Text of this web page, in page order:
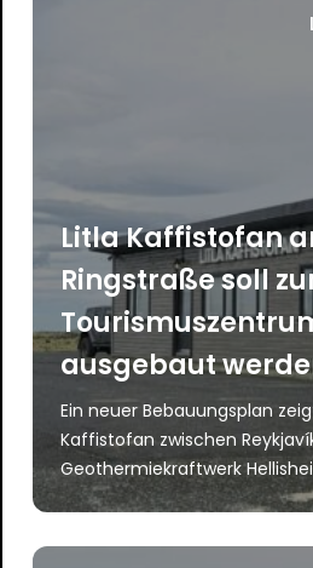
Litla Kaffistofan
Ringstraße soll
ausgebaut
Ein neuer Bebauungsplan
Kaffistofan zwischen
Geothermiekraftwerk